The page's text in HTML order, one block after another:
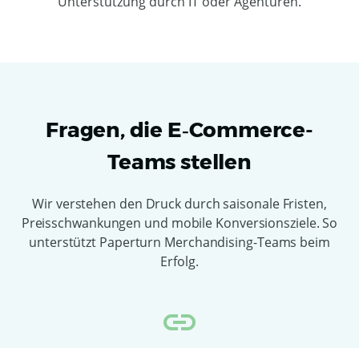
Fragen, die E‑Commerce-
Teams stellen
Wir verstehen den Druck durch saisonale Fristen,
Preisschwankungen und mobile Konversionsziele. So
unterstützt Paperturn Merchandising-Teams beim
Erfolg.